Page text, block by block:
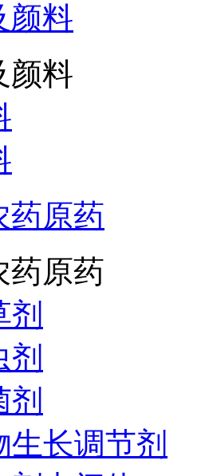
颜料
颜料
药原药
药原药
剂
剂
剂
生长调节剂